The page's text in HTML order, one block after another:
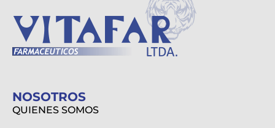
NOSOTROS
QUIENES SOMOS